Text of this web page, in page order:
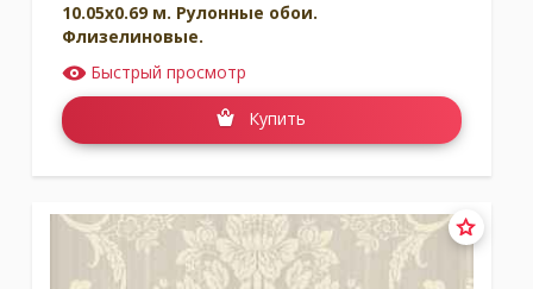
10.05x0.69 м. Рулонные обои.
Флизелиновые.
Быстрый просмотр
Купить